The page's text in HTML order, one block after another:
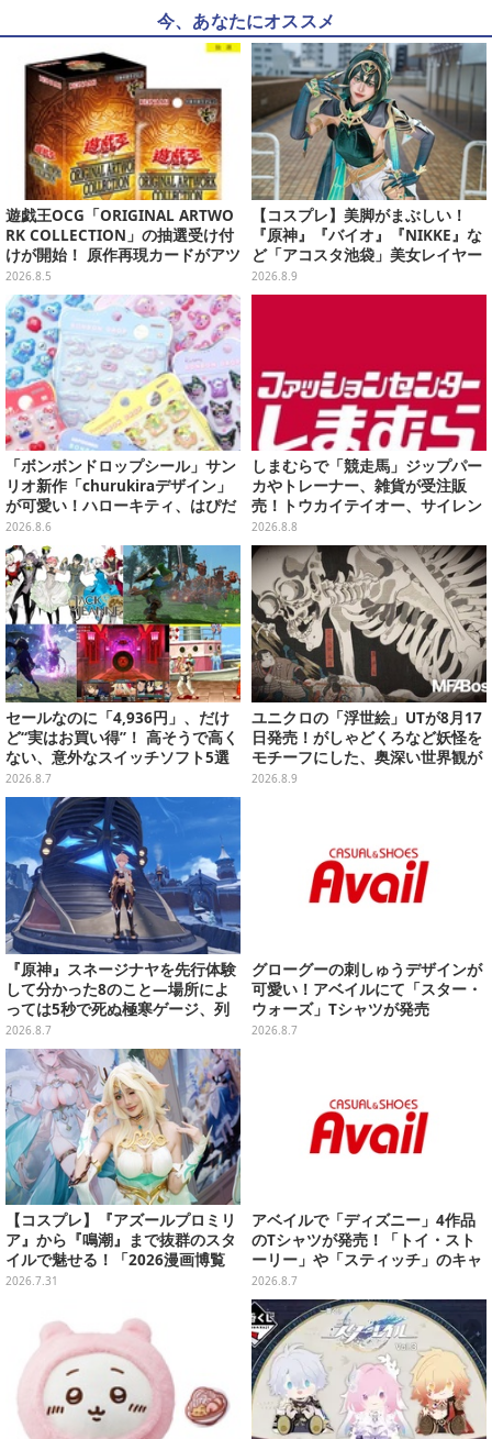
今、あなたにオススメ
遊戯王OCG「ORIGINAL ARTWO
RK COLLECTION」の抽選受け付
けが開始！ 原作再現カードがアツ
いスペシャルパック
2026.8.5
【コスプレ】美脚がまぶしい！
『原神』『バイオ』『NIKKE』な
ど「アコスタ池袋」美女レイヤー
まとめ
2026.8.9
「ボンボンドロップシール」サン
リオ新作「churukiraデザイン」
が可愛い！ハローキティ、はぴだ
んぶいなど全8種類が順次展開
2026.8.6
しまむらで「競走馬」ジップパー
カやトレーナー、雑貨が受注販
売！トウカイテイオー、サイレン
ススズカなど名馬をデザイン
2026.8.8
セールなのに「4,936円」、だけ
ど“実はお買い得”！ 高そうで高く
ない、意外なスイッチソフト5選
2026.8.7
ユニクロの「浮世絵」UTが8月17
日発売！がしゃどくろなど妖怪を
モチーフにした、奥深い世界観が
最高にオシャレ
2026.8.9
『原神』スネージナヤを先行体験
して分かった8のこと―場所によ
っては5秒で死ぬ極寒ゲージ、列
車は“ダイナミック途中下車”可能
など自由度高め
2026.8.7
グローグーの刺しゅうデザインが
可愛い！アベイルにて「スター・
ウォーズ」Tシャツが発売
2026.8.7
【コスプレ】『アズールプロミリ
ア』から『鳴潮』まで抜群のスタ
イルで魅せる！「2026漫画博覧
会」百花繚乱の台湾美女12選【写
2026.7.31
アベイルで「ディズニー」4作品
のTシャツが発売！「トイ・スト
ーリー」や「スティッチ」のキャ
ラを刺しゅうでデザイン
2026.8.7